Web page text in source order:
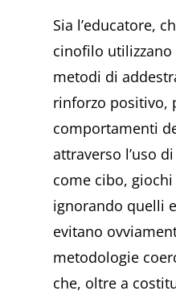
Sia l’educatore,
cinofilo
metodi di
rinforzo positivo,
comportamenti
attraverso l’uso
come cibo,
ignorando quelli
evitano
metodologie
che, oltre a